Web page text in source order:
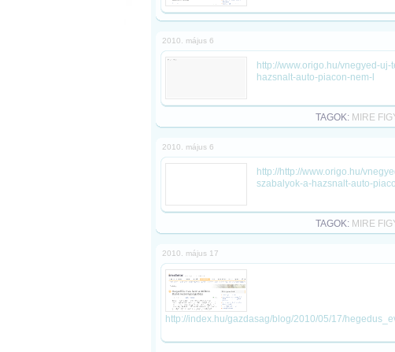
2010. május 6
http://www.origo.hu/vnegyed-
hazsnalt-auto-piacon-nem-l
TAGOK: MIRE
2010. május 6
http://http://www.origo.hu/
szabalyok-a-hazsnalt-auto-piaco
TAGOK: MIRE
2010. május 17
http://index.hu/gazdasag/blog/2010/05/17/